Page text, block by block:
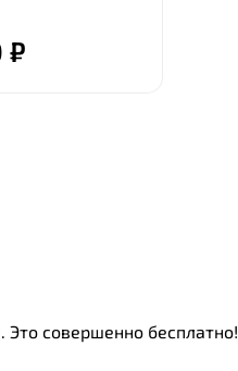
₽
совершенно бесплатно!